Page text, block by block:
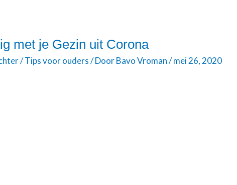
met je Gezin uit Corona
/Tips voor ouders/ DoorBavo Vroman/mei 26, 2020